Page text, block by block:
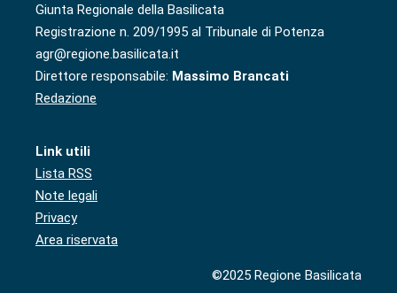
Giunta Regionale della Basilicata
Registrazione n. 209/1995 al Tribunale di Potenza
agr@regione.basilicata.it
Direttore responsabile: Massimo Brancati
Redazione
Link utili
Lista RSS
Note legali
Privacy
Area riservata
©2025 Regione Basilicata